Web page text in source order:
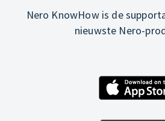
Nero KnowHow is de
nieuwste Nero-